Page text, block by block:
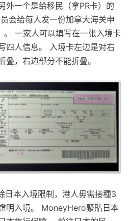
外一个是给移民（拿PR卡）的
会给每人发一份加拿大海关申
一家人可以填写在一张入境卡
四人信息。 入境卡左边是对右
，右边部分不能折叠。
日本入境限制，港人毋需接種3
明入境。 MoneyHero緊貼日本